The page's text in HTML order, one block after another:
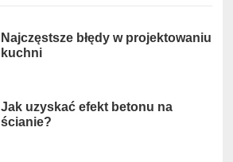
Najczęstsze błędy w projektowaniu
kuchni
Jak uzyskać efekt betonu na
ścianie?